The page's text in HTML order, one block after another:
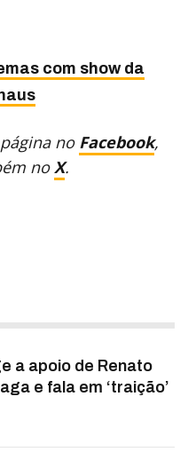
com show da
no Facebook,
noX.
a apoio de Renato
e fala em ‘traição’